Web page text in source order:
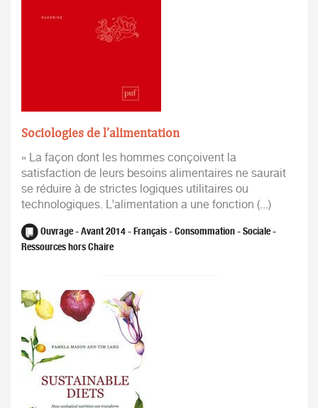
Sociologies de l’alimentation
« La façon dont les hommes conçoivent la
satisfaction de leurs besoins alimentaires ne saurait
se réduire à de strictes logiques utilitaires ou
technologiques. L’alimentation a une fonction (...)
Ouvrage - Avant 2014 - Français - Consommation - Sociale -
Ressources hors Chaire